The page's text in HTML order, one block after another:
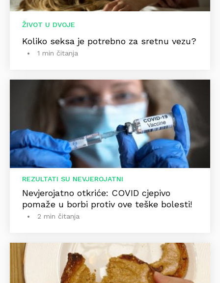
ŽIVOT U DVOJE
Koliko seksa je potrebno za sretnu vezu?
1 min čitanja
REZULTATI SU NEVJEROJATNI
Nevjerojatno otkriće: COVID cjepivo
pomaže u borbi protiv ove teške bolesti!
2 min čitanja